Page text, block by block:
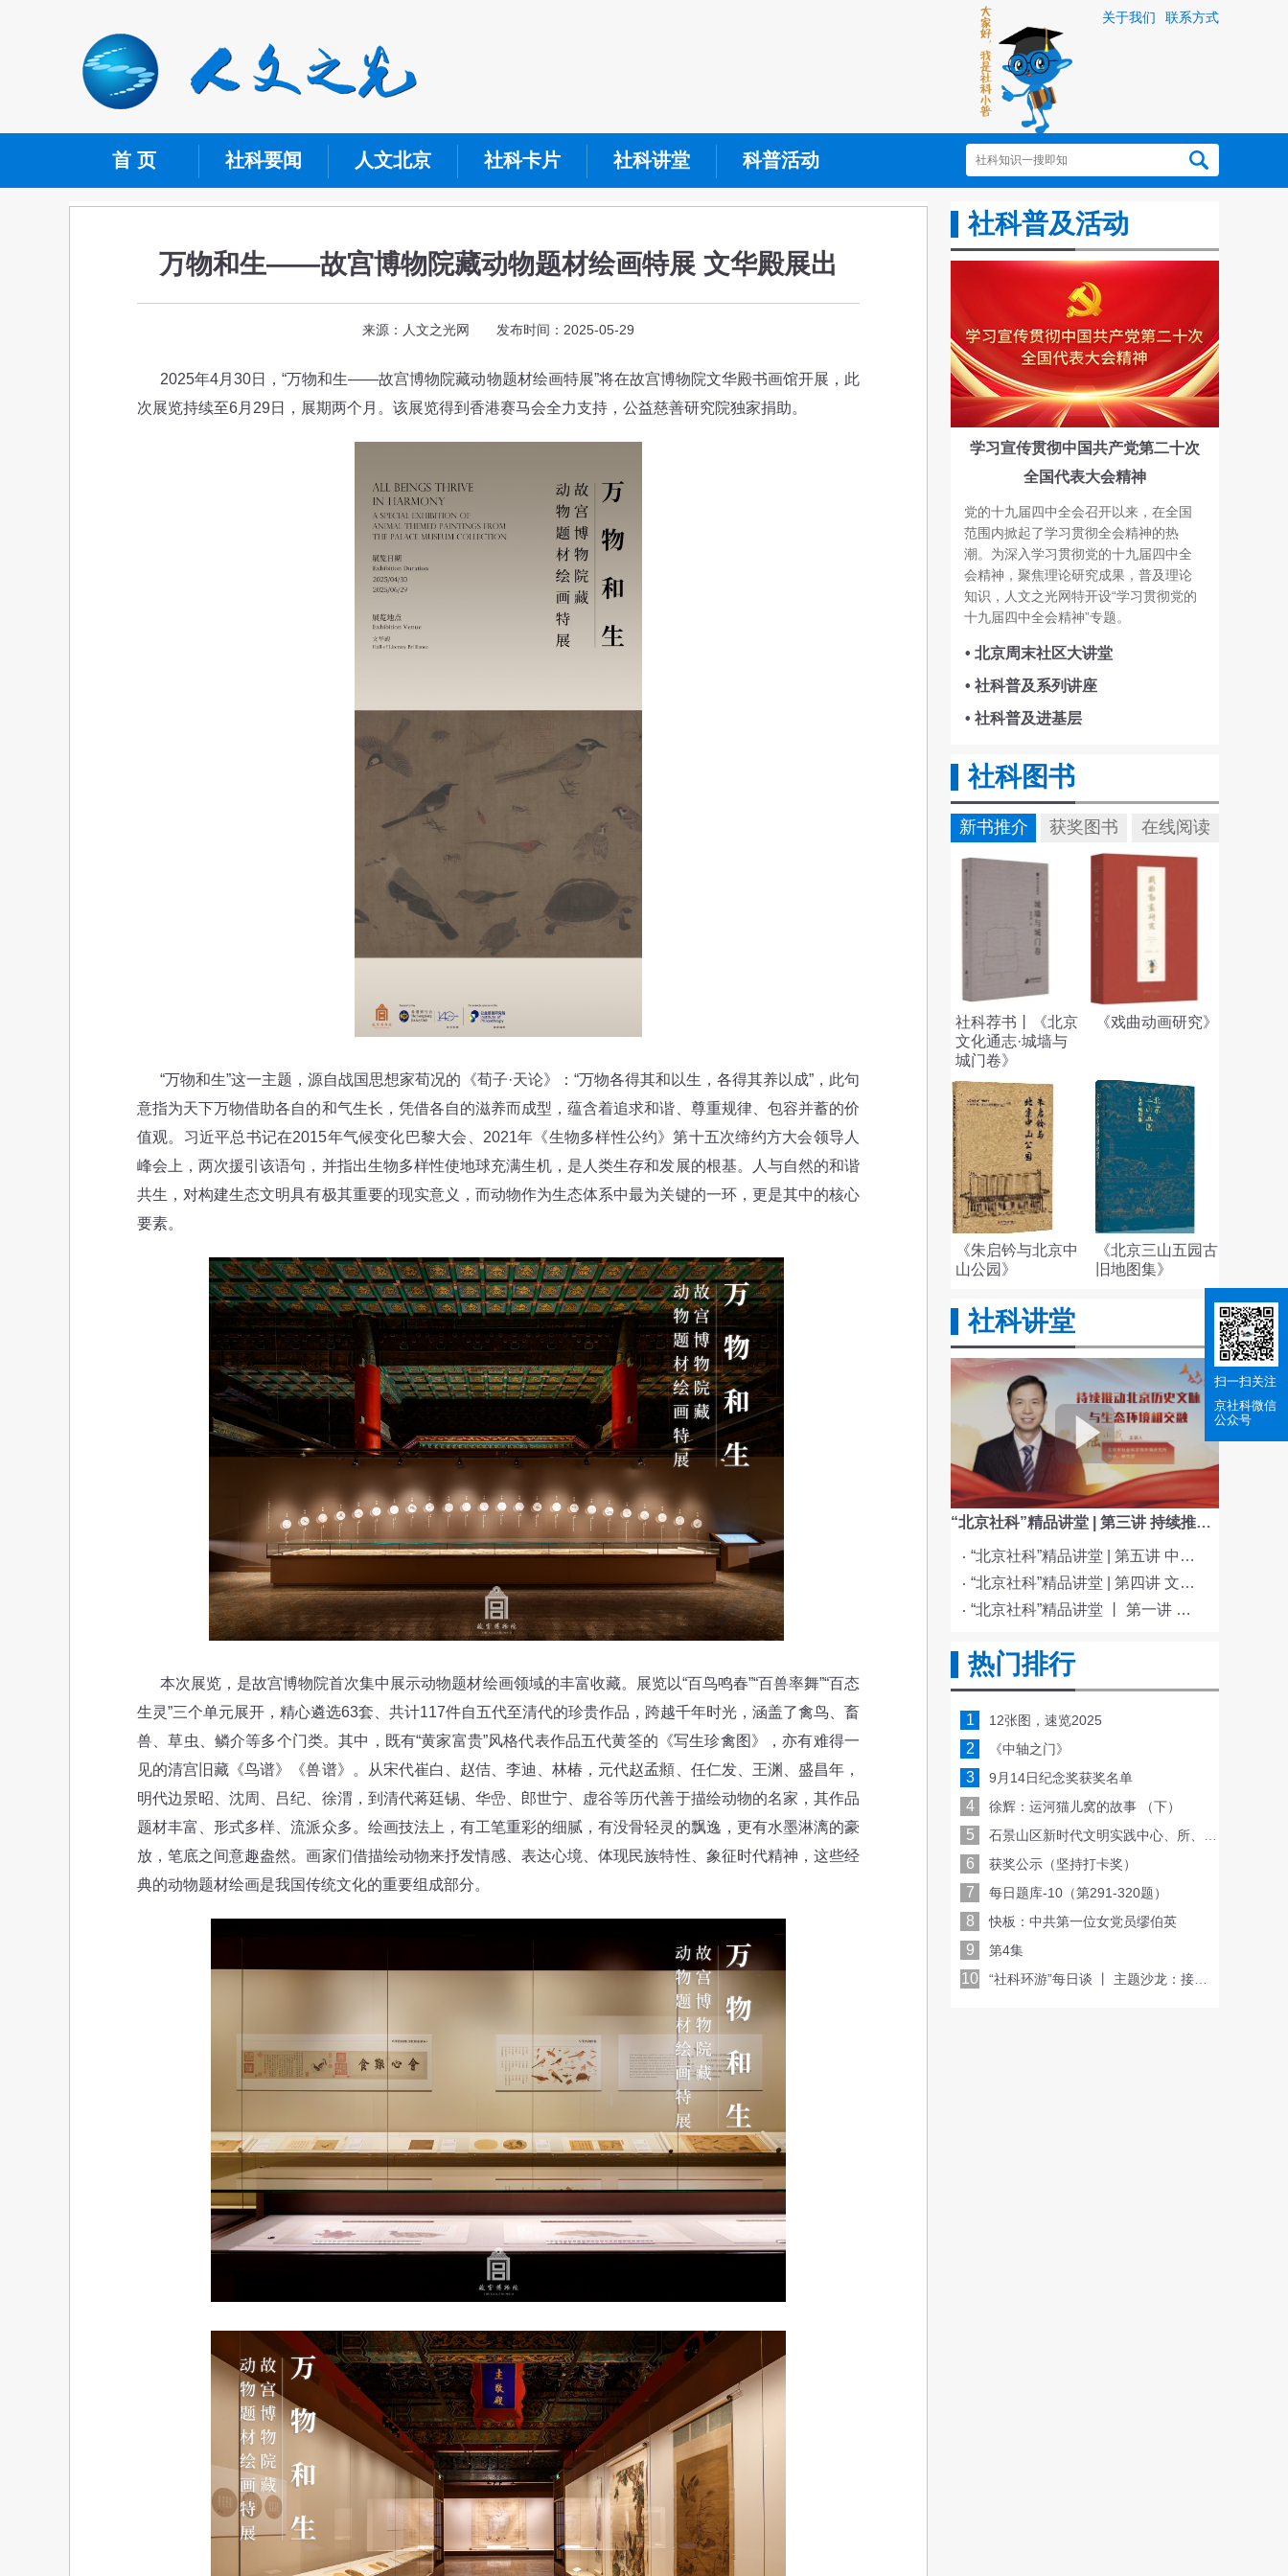
关于我们 联系方式
首 页 社科要闻 人文北京 社科卡片 社科讲堂 科普活动
万物和生——故宫博物院藏动物题材绘画特展 文华殿展出
来源：人文之光网 发布时间：2025-05-29
2025年4月30日，“万物和生——故宫博物院藏动物题材绘画特展”将在故宫博物院文华殿书画馆开展，此
次展览持续至6月29日，展期两个月。该展览得到香港赛马会全力支持，公益慈善研究院独家捐助。
“万物和生”这一主题，源自战国思想家荀况的《荀子·天论》：“万物各得其和以生，各得其养以成”，此句
意指为天下万物借助各自的和气生长，凭借各自的滋养而成型，蕴含着追求和谐、尊重规律、包容并蓄的价
值观。习近平总书记在2015年气候变化巴黎大会、2021年《生物多样性公约》第十五次缔约方大会领导人
峰会上，两次援引该语句，并指出生物多样性使地球充满生机，是人类生存和发展的根基。人与自然的和谐
共生，对构建生态文明具有极其重要的现实意义，而动物作为生态体系中最为关键的一环，更是其中的核心
要素。
本次展览，是故宫博物院首次集中展示动物题材绘画领域的丰富收藏。展览以“百鸟鸣春”“百兽率舞”“百态
生灵”三个单元展开，精心遴选63套、共计117件自五代至清代的珍贵作品，跨越千年时光，涵盖了禽鸟、畜
兽、草虫、鳞介等多个门类。其中，既有“黄家富贵”风格代表作品五代黄筌的《写生珍禽图》，亦有难得一
见的清宫旧藏《鸟谱》《兽谱》。从宋代崔白、赵佶、李迪、林椿，元代赵孟頫、任仁发、王渊、盛昌年，
明代边景昭、沈周、吕纪、徐渭，到清代蒋廷锡、华嵒、郎世宁、虚谷等历代善于描绘动物的名家，其作品
题材丰富、形式多样、流派众多。绘画技法上，有工笔重彩的细腻，有没骨轻灵的飘逸，更有水墨淋漓的豪
放，笔底之间意趣盎然。画家们借描绘动物来抒发情感、表达心境、体现民族特性、象征时代精神，这些经
典的动物题材绘画是我国传统文化的重要组成部分。
社科普及活动
学习宣传贯彻中国共产党第二十次
全国代表大会精神
党的十九届四中全会召开以来，在全国
范围内掀起了学习贯彻全会精神的热
潮。为深入学习贯彻党的十九届四中全
会精神，聚焦理论研究成果，普及理论
知识，人文之光网特开设“学习贯彻党的
十九届四中全会精神”专题。
• 北京周末社区大讲堂
• 社科普及系列讲座
• 社科普及进基层
社科图书
新书推介 获奖图书 在线阅读
社科荐书丨《北京
文化通志·城墙与
城门卷》
《戏曲动画研究》
《朱启钤与北京中
山公园》
《北京三山五园古
旧地图集》
社科讲堂
“北京社科”精品讲堂 | 第三讲 持续推动北京历史文脉与生态环境相交融
“北京社科”精品讲堂 | 第五讲 中国电影与文化传统
“北京社科”精品讲堂 | 第四讲 文化与科技融合赋能新质生产力发展
“北京社科”精品讲堂 丨 第一讲 《红楼梦》的北京情缘
热门排行
1 12张图，速览2025
2 《中轴之门》
3 9月14日纪念奖获奖名单
4 徐辉：运河猫儿窝的故事 （下）
5 石景山区新时代文明实践中心、所、站三级联动 共同收看北京社会科学普及周开幕仪式
6 获奖公示（坚持打卡奖）
7 每日题库-10（第291-320题）
8 快板：中共第一位女党员缪伯英
9 第4集
10 “社科环游”每日谈 丨 主题沙龙：接诉即办在身边
扫一扫关注
京社科微信
公众号